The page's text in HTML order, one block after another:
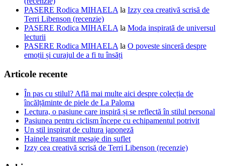
PASERE Rodica MIHAELA la Izzy cea creativă scrisă de
Terri Libenson (recenzie)
PASERE Rodica MIHAELA la Moda inspirată de universul
lecturii
PASERE Rodica MIHAELA la O poveste sinceră despre
emoții și curajul de a fi tu însăți
Articole recente
În pas cu stilul? Află mai multe aici despre colecția de
încălțăminte de piele de La Paloma
Lectura, o pasiune care inspiră și se reflectă în stilul personal
Pasiunea pentru ciclism începe cu echipamentul potrivit
Un stil inspirat de cultura japoneză
Hainele transmit mesaje din suflet
Izzy cea creativă scrisă de Terri Libenson (recenzie)